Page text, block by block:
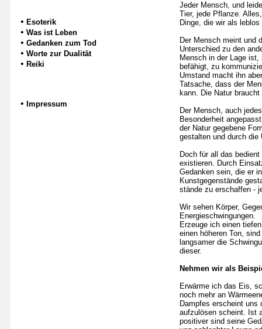
• Esoterik
• Was ist Leben
• Gedanken zum Tod
• Worte zur Dualität
• Reiki
• Impressum
Jeder Mensch, und
Tier, jede Pflanze.
Dinge, die wir als
Der Mensch meint und
Unterschied zu den
Mensch in der Lage
befähigt, zu
Umstand macht ihn
Tatsache, dass der
kann. Die Natur
Der Mensch, auch
Besonderheit
der Natur gegebene
gestalten und durch die
Doch für all das
existieren. Durch
Gedanken sein, die er
Kunstgegenstände
stände zu erschaffen -
Wir sehen Körper,
Energieschwingungen.
Erzeuge ich einen
einen höheren Ton,
langsamer die
dieser.
Nehmen wir als
Erwärme ich das Eis,
noch mehr an
Dampfes erscheint
aufzulösen scheint. Ist
positiver sind seine